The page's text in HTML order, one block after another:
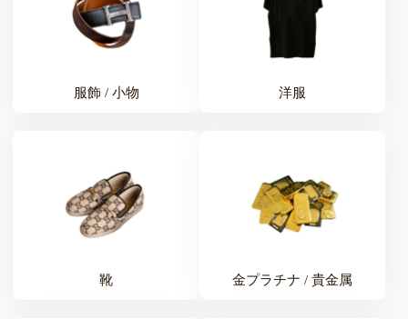
服飾 / 小物 洋服
靴 金プラチナ / 貴金属